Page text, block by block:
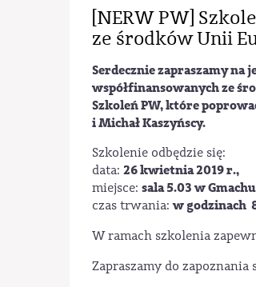
[NERW PW]
ze środków Unii
Serdecznie zapraszamy
współfinansowanych ze
Szkoleń PW, które
i Michał Kaszyńscy.
Szkolenie odbędzie się:
data: 26 kwietnia 2019 r.,
miejsce: sala 5.03 w
czas trwania:w godzinach
W ramach szkolenia
Zapraszamy do zapoznania